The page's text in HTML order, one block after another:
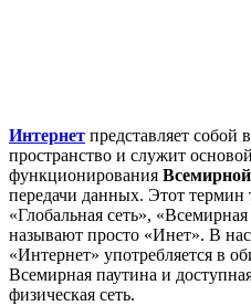
Интернет представляет
пространство и служит
функционирования
передачи данных. Этот термин
«Глобальная сеть»,
называют просто «Инет». В
«Интернет» употребляется в
Всемирная паутина и
физическая сеть.